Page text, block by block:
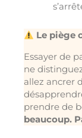
Le piège
Essayer de
ne
allez ancrer
prendre de
beaucoup.